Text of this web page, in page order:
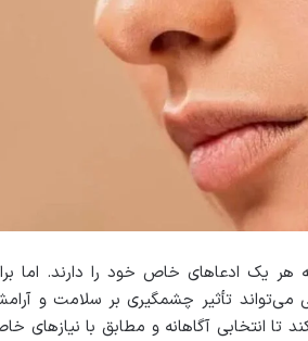
هر یک ادعاهای خاص خود را دارند. اما
می‌تواند تأثیر چشمگیری بر سلامت و
انتخابی آگاهانه و مطابق با نیازهای